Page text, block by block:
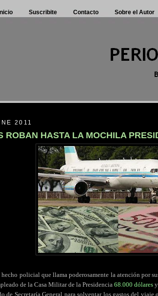
Inicio Suscribite Contacto Sobre el Autor
2011
ROBAN HASTA LA MOCHILA
hecho policial que llama poderosamente la atención por
de la Casa Militar de la Presidencia 68.000 dólares y
de Secretaría General para solventar los gastos del viaje